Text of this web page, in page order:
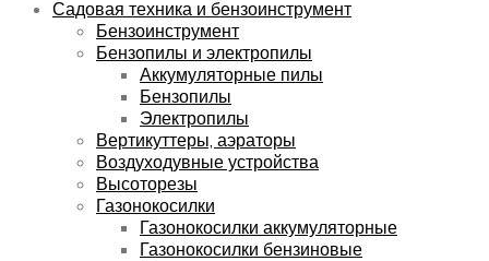
Садовая техника и бензоинструмент
Бензоинструмент
Бензопилы и электропилы
Аккумуляторные пилы
Бензопилы
Электропилы
Вертикуттеры, аэраторы
Воздуходувные устройства
Высоторезы
Газонокосилки
Газонокосилки аккумуляторные
Газонокосилки бензиновые